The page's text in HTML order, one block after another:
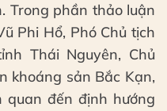
Trong phần thảo luận
Phi Hổ, Phó Chủ tịch
Thái Nguyên, Chủ
khoáng sản Bắc Kạn,
quan đến định hướng